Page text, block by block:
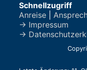
Schnellzugriff
Anreise
→ Impressum
→